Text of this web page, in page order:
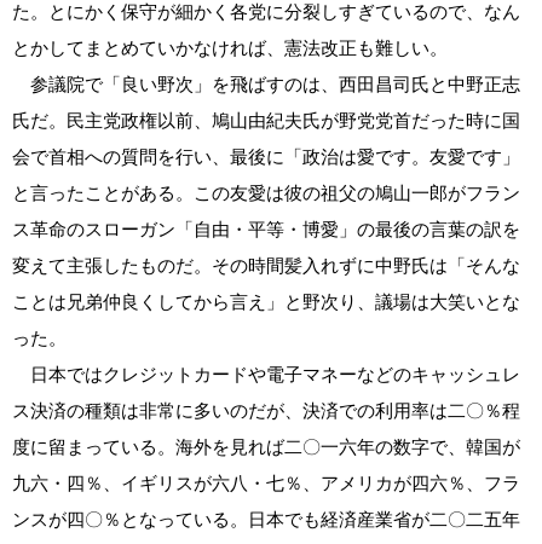
た。とにかく保守が細かく各党に分裂しすぎているので、なん
とかしてまとめていかなければ、憲法改正も難しい。
参議院で「良い野次」を飛ばすのは、西田昌司氏と中野正志
氏だ。民主党政権以前、鳩山由紀夫氏が野党党首だった時に国
会で首相への質問を行い、最後に「政治は愛です。友愛です」
と言ったことがある。この友愛は彼の祖父の鳩山一郎がフラン
ス革命のスローガン「自由・平等・博愛」の最後の言葉の訳を
変えて主張したものだ。その時間髪入れずに中野氏は「そんな
ことは兄弟仲良くしてから言え」と野次り、議場は大笑いとな
った。
日本ではクレジットカードや電子マネーなどのキャッシュレ
ス決済の種類は非常に多いのだが、決済での利用率は二〇％程
度に留まっている。海外を見れば二〇一六年の数字で、韓国が
九六・四％、イギリスが六八・七％、アメリカが四六％、フラ
ンスが四〇％となっている。日本でも経済産業省が二〇二五年